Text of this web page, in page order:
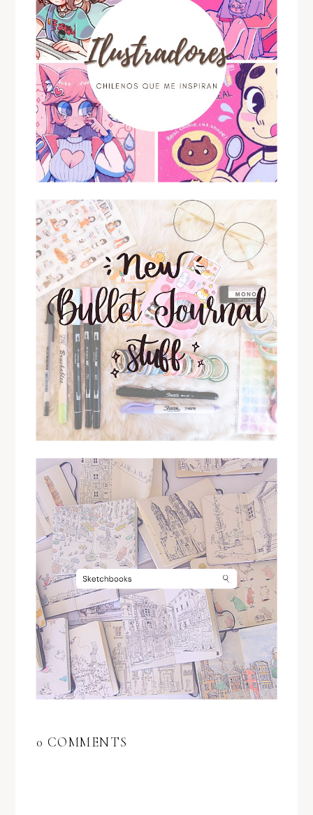
0 COMMENTS